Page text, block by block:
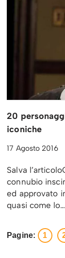
20
iconiche
17 Agosto 2016
Salva
connubio
ed approvato
quasi come lo…
Pagine: 1